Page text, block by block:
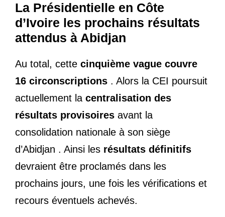
La Présidentielle en Côte
d’Ivoire les prochains résultats
attendus à Abidjan
Au total, cette cinquième vague couvre
16 circonscriptions . Alors la CEI poursuit
actuellement la centralisation des
résultats provisoires avant la
consolidation nationale à son siège
d’Abidjan . Ainsi les résultats définitifs
devraient être proclamés dans les
prochains jours, une fois les vérifications et
recours éventuels achevés.